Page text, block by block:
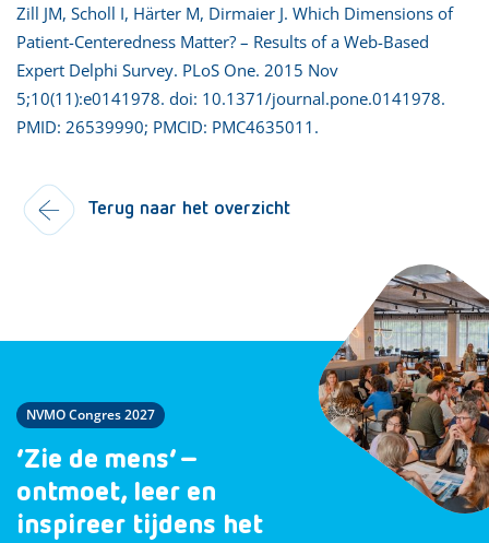
Zill JM, Scholl I, Härter M, Dirmaier J. Which Dimensions of
Patient-Centeredness Matter? – Results of a Web-Based
Expert Delphi Survey. PLoS One. 2015 Nov
5;10(11):e0141978. doi: 10.1371/journal.pone.0141978.
PMID: 26539990; PMCID: PMC4635011.
Terug naar het overzicht
NVMO Congres 2027
‘Zie de mens’ –
ontmoet, leer en
inspireer tijdens het